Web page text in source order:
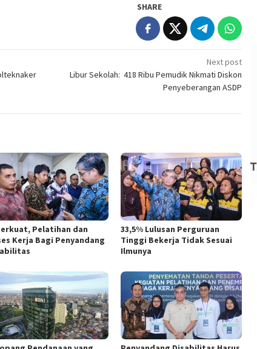
SHARE
Next post
Libur Sekolah: 418 Ribu Pemudik Nikmati Diskon
Penyeberangan ASDP
Pelatihan dan
Kerja Bagi Penyandang
33,5% Lulusan Perguruan
Tinggi Bekerja Tidak Sesuai
Ilmunya